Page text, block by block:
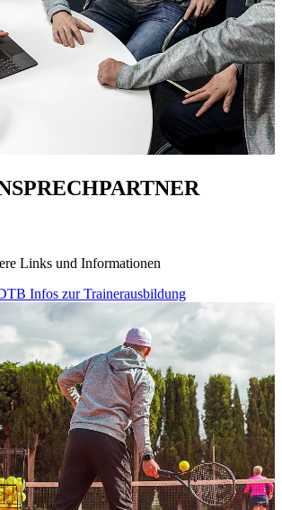
Links und Informationen
Infos zur Trainerausbildung